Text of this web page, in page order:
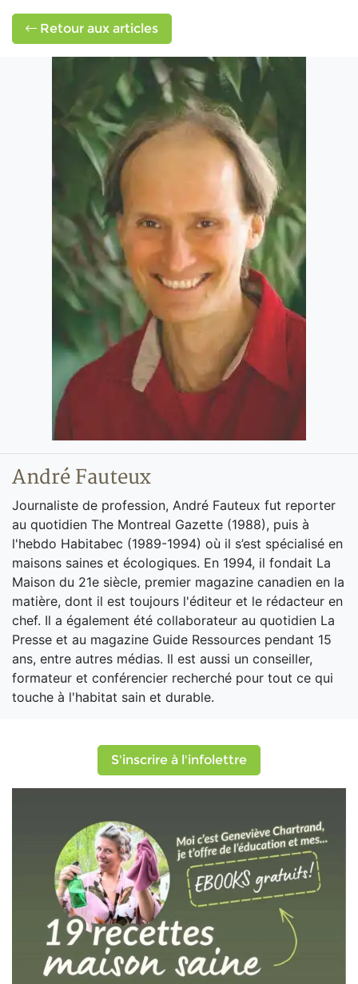
Retour aux articles
André Fauteux
Journaliste de profession, André Fauteux fut reporter
au quotidien The Montreal Gazette (1988), puis à
l'hebdo Habitabec (1989-1994) où il s’est spécialisé en
maisons saines et écologiques. En 1994, il fondait La
Maison du 21e siècle, premier magazine canadien en la
matière, dont il est toujours l'éditeur et le rédacteur en
chef. Il a également été collaborateur au quotidien La
Presse et au magazine Guide Ressources pendant 15
ans, entre autres médias. Il est aussi un conseiller,
formateur et conférencier recherché pour tout ce qui
touche à l'habitat sain et durable.
S'inscrire à l'infolettre